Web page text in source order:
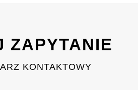
ZAPYTANIE
KONTAKTOWY